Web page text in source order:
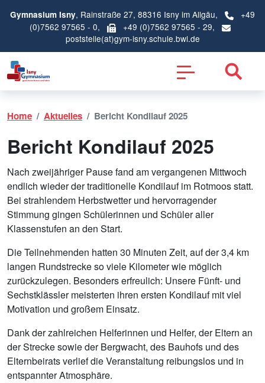
Gymnasium Isny, Rainstraße 27, 88316 Isny im Allgäu,
+49
(0)7562 97565 - 0,
+49 (0)7562 97565 - 29,
poststelle(at)gym-isny.schule.bwl.de
Home Aktuelles Bericht Kondilauf 2025
Bericht Kondilauf 2025
Nach zweijähriger Pause fand am vergangenen Mittwoch
endlich wieder der traditionelle Kondilauf im Rotmoos statt.
Bei strahlendem Herbstwetter und hervorragender
Stimmung gingen Schülerinnen und Schüler aller
Klassenstufen an den Start.
Die Teilnehmenden hatten 30 Minuten Zeit, auf der 3,4 km
langen Rundstrecke so viele Kilometer wie möglich
zurückzulegen. Besonders erfreulich: Unsere Fünft- und
Sechstklässler meisterten ihren ersten Kondilauf mit viel
Motivation und großem Einsatz.
Dank der zahlreichen Helferinnen und Helfer, der Eltern an
der Strecke sowie der Bergwacht, des Bauhofs und des
Elternbeirats verlief die Veranstaltung reibungslos und in
entspannter Atmosphäre.